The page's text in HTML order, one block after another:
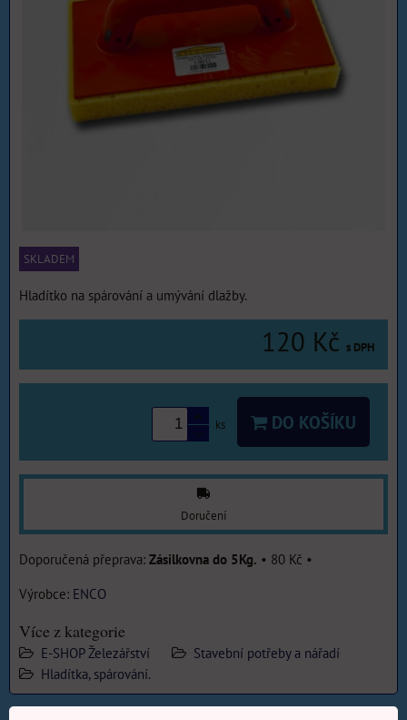
SKLADEM
Hladítko na spárování a umývání dlažby.
120 Kč s DPH
ks DO KOŠÍKU
Doručení
Zásilkovna do 5Kg. • 80 Kč •
Výrobce: ENCO
Více z kategorie
E-SHOP Železářství
Stavební potřeby a nářadí
Hladítka, spárování.